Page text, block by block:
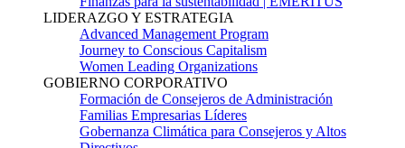
LIDERAZGO Y ESTRATEGIA
Advanced Management Program
Journey to Conscious Capitalism
Women Leading Organizations
GOBIERNO CORPORATIVO
Formación de Consejeros de Administración
Familias Empresarias Líderes
Gobernanza Climática para Consejeros y Altos